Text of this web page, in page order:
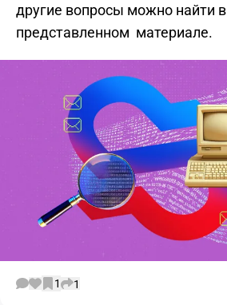
другие вопросы можно найти в
представленном материале.
1 1